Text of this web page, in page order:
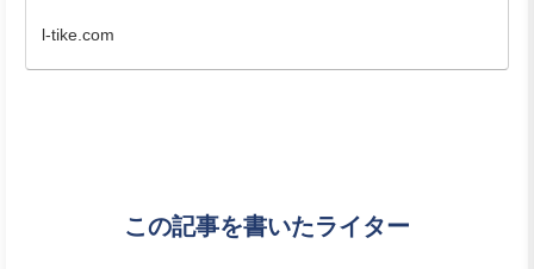
l-tike.com
この記事を書いたライター